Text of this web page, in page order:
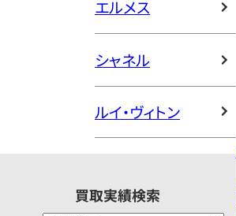
エルメス
シャネル
ルイ・ヴィトン
買取実績検索